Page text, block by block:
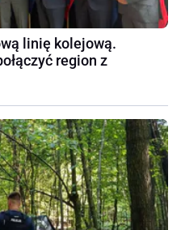
linię kolejową.
region z